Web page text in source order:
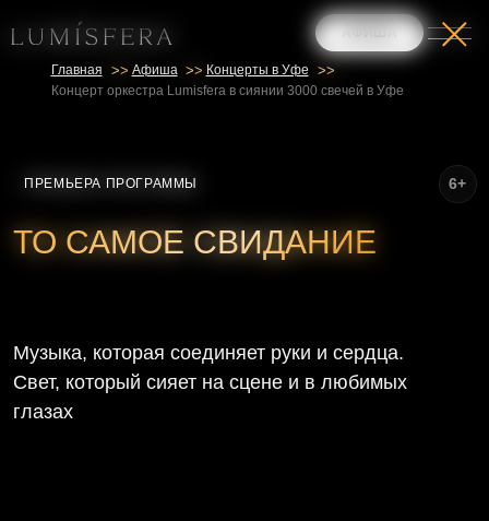
Концерт оркестра Lumisfera в сиянии 3000 свечей в Уфе
>>
Концерты в Уфе
>>
Афиша
>>
Главная
КУПИТЬ БИЛЕТЫ
глазах